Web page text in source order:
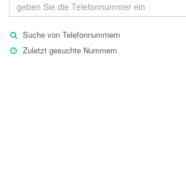
Suche von Telefonnummern
Zuletzt gesuchte Nummern